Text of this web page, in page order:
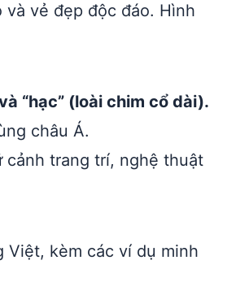
vẻ đẹp độc đáo. Hình
“hạc” (loài chim cổ dài).
châu Á.
cảnh trang trí, nghệ thuật
Việt, kèm các ví dụ minh